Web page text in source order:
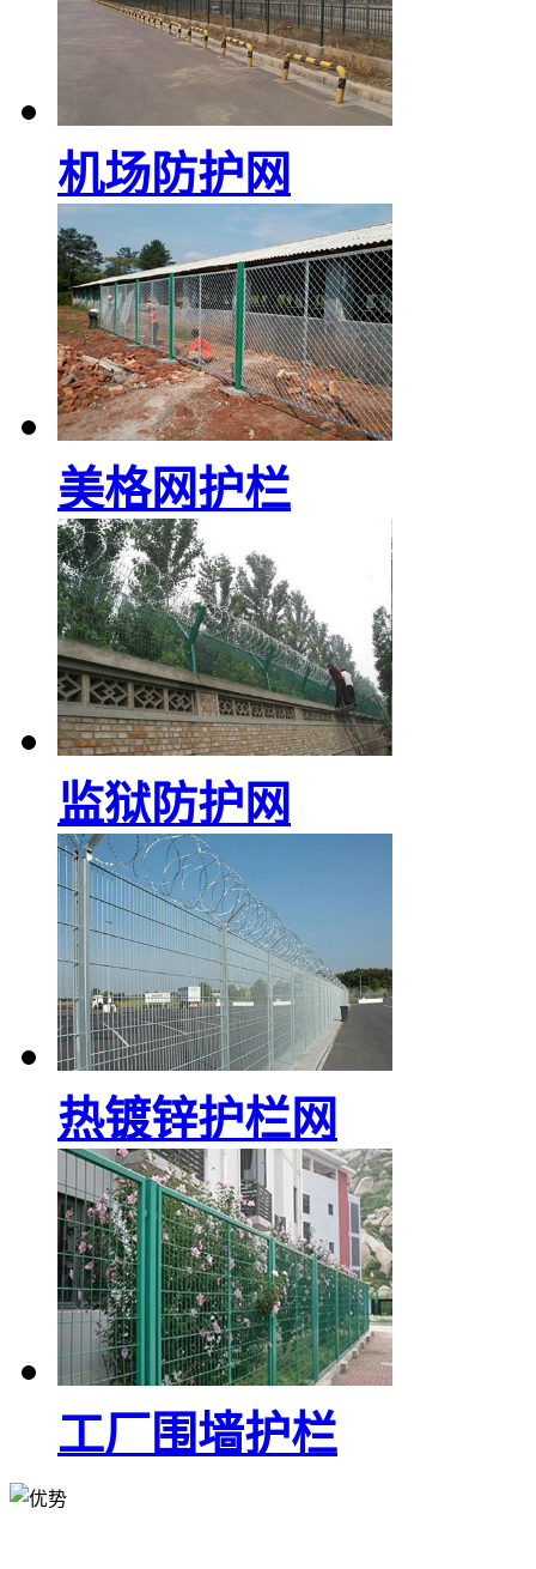
机场防护网
美格网护栏
监狱防护网
热镀锌护栏网
工厂围墙护栏